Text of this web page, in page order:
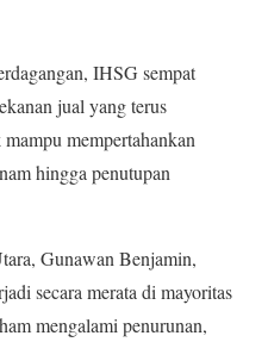
IHSG sempat
jual yang terus
mempertahankan
hingga penutupan
Gunawan Benjamin,
secara merata di mayoritas
mengalami penurunan,